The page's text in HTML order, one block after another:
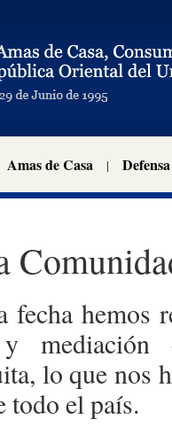
Amas de Casa
fecha hemos
y
lo que nos
el país.